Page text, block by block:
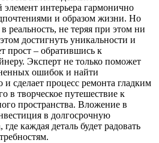
элемент интерьера гармонично
и образом жизни. Но
реальность, не теряя при этом ни
достигнуть уникальности и
прост – обратившись к
Эксперт не только поможет
ошибок и найти
сделает процесс ремонта гладким
в творческое путешествие к
пространства. Вложение в
в долгосрочную
каждая деталь будет радовать